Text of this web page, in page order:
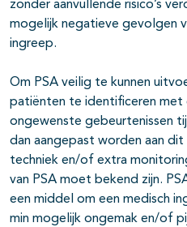
zonder aanvullende risico’s
mogelijk negatieve gevolgen
ingreep.
Om PSA veilig te kunnen
patiënten te identificeren met
ongewenste gebeurtenissen
dan aangepast worden aan
techniek en/of extra
van PSA moet bekend zijn.
een middel om een medisch
min mogelijk ongemak en/of